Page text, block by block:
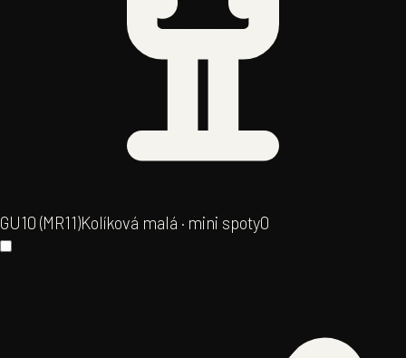
GU10 (MR11)Kolíková malá · mini spoty0